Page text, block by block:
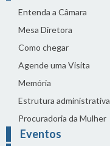
Entenda a Câmara
Mesa Diretora
Como chegar
Agende uma Visita
Memória
Estrutura administrativa
Procuradoria da Mulher
Eventos